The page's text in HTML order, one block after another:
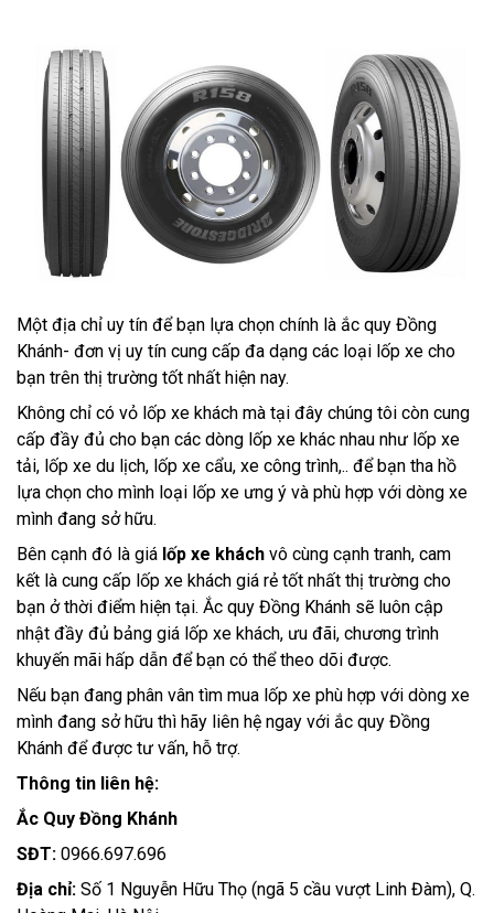
Một địa chỉ uy tín để bạn lựa chọn chính là ắc quy Đồng
Khánh- đơn vị uy tín cung cấp đa dạng các loại lốp xe cho
bạn trên thị trường tốt nhất hiện nay.
Không chỉ có vỏ lốp xe khách mà tại đây chúng tôi còn cung
cấp đầy đủ cho bạn các dòng lốp xe khác nhau như lốp xe
tải, lốp xe du lịch, lốp xe cẩu, xe công trình,.. để bạn tha hồ
lựa chọn cho mình loại lốp xe ưng ý và phù hợp với dòng xe
mình đang sở hữu.
Bên cạnh đó là giá lốp xe khách vô cùng cạnh tranh, cam
kết là cung cấp lốp xe khách giá rẻ tốt nhất thị trường cho
bạn ở thời điểm hiện tại. Ắc quy Đồng Khánh sẽ luôn cập
nhật đầy đủ bảng giá lốp xe khách, ưu đãi, chương trình
khuyến mãi hấp dẫn để bạn có thể theo dõi được.
Nếu bạn đang phân vân tìm mua lốp xe phù hợp với dòng xe
mình đang sở hữu thì hãy liên hệ ngay với ắc quy Đồng
Khánh để được tư vấn, hỗ trợ.
Thông tin liên hệ:
Ắc Quy Đồng Khánh
SĐT: 0966.697.696
Địa chỉ: Số 1 Nguyễn Hữu Thọ (ngã 5 cầu vượt Linh Đàm), Q.